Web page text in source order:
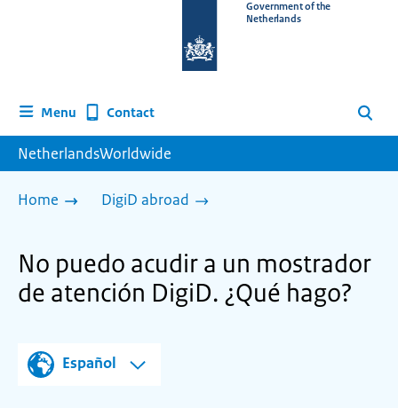
homepage
Government of the
Netherlands
Menu Contact Search
NetherlandsWorldwide
Home DigiD abroad
No puedo acudir a un mostrador
de atención DigiD. ¿Qué hago?
Español